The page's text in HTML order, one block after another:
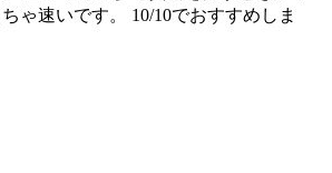
ゃ速いです。 10/10でおすすめしま